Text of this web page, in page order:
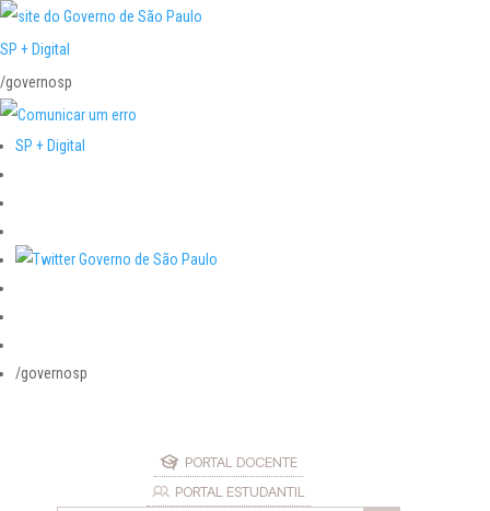
SP + Digital
/governosp
SP + Digital
/governosp
PORTAL DOCENTE
PORTAL ESTUDANTIL